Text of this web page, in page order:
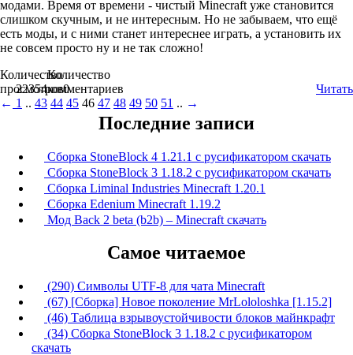
модами. Время от времени - чистый Minecraft уже становится
слишком скучным, и не интересным. Но не забываем, что ещё
есть моды, и с ними станет интереснее играть, а установить их
не совсем просто ну и не так сложно!
Количество
просмотров
22354
Количество
комментариев
0
Читать
← 1 .. 43 44 45 46 47 48 49 50 51 .. →
Последние записи
Сборка StoneBlock 4 1.21.1 с русификатором скачать
Сборка StoneBlock 3 1.18.2 с русификатором скачать
Сборка Liminal Industries Minecraft 1.20.1
Сборка Edenium Minecraft 1.19.2
Мод Back 2 beta (b2b) – Minecraft скачать
Самое читаемое
(290) Символы UTF-8 для чата Minecraft
(67) [Сборка] Новое поколение MrLololoshka [1.15.2]
(46) Таблица взрывоустойчивости блоков майнкрафт
(34) Сборка StoneBlock 3 1.18.2 с русификатором
скачать